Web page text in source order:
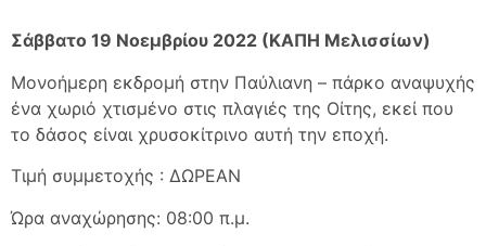
Σάββατο 19 Νοεμβρίου 2022 (ΚΑΠΗ Μελισσίων)
Μονοήμερη εκδρομή στην Παύλιανη – πάρκο αναψυχής
ένα χωριό χτισμένο στις πλαγιές της Οίτης, εκεί που
το δάσος είναι χρυσοκίτρινο αυτή την εποχή.
Τιμή συμμετοχής : ΔΩΡΕΑΝ
Ώρα αναχώρησης: 08:00 π.μ.